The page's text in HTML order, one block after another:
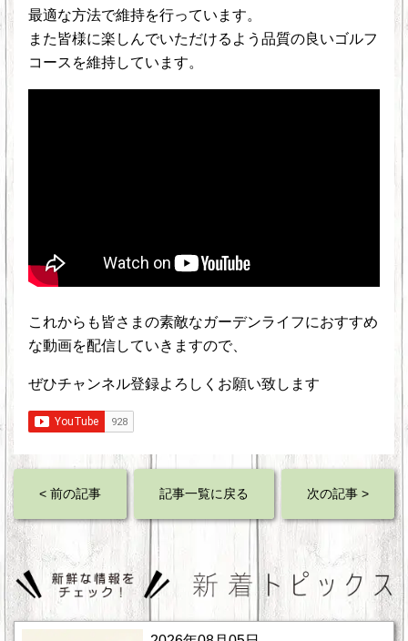
最適な方法で維持を行っています。
また皆様に楽しんでいただけるよう品質の良いゴルフ
コースを維持しています。
これからも皆さまの素敵なガーデンライフにおすすめ
な動画を配信していきますので、
ぜひチャンネル登録よろしくお願い致します
< 前の記事 記事一覧に戻る 次の記事 >